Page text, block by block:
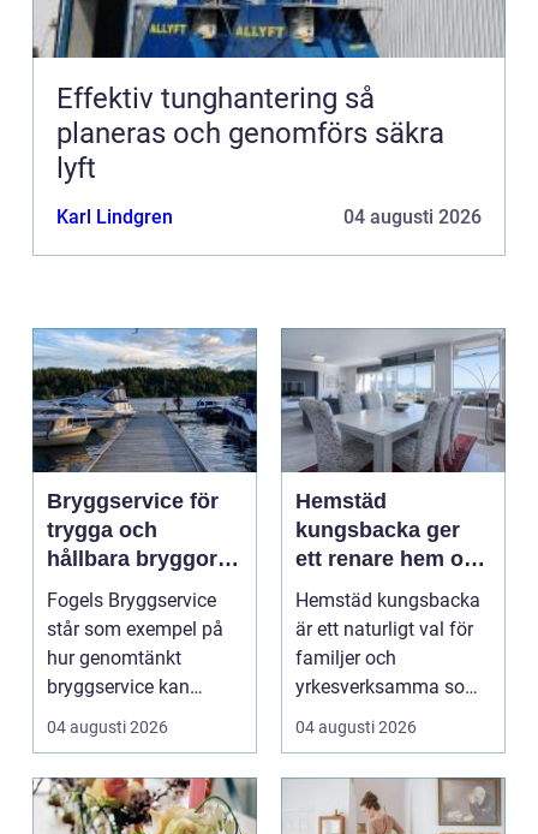
Effektiv tunghantering så
planeras och genomförs säkra
lyft
Karl Lindgren 04 augusti 2026
Bryggservice för
trygga och
hållbara bryggor
året runt
Fogels Bryggservice
står som exempel på
hur genomtänkt
bryggservice kan
förvan...
04 augusti 2026
Hemstäd
kungsbacka ger
ett renare hem och
en lugnare vardag
Hemstäd kungsbacka
är ett naturligt val för
familjer och
yrkesverksamma som
vill ha ett rent hem
04 augusti 2026